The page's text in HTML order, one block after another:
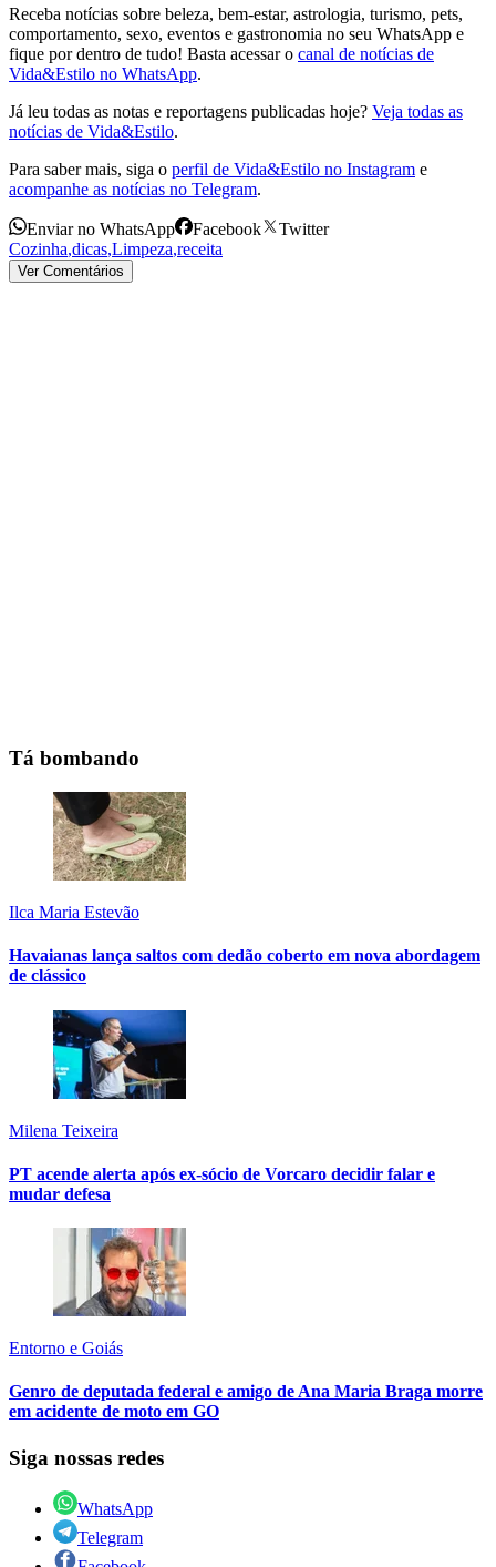
Receba notícias sobre beleza, bem-estar, astrologia, turismo, pets,
comportamento, sexo, eventos e gastronomia no seu WhatsApp e
fique por dentro de tudo! Basta acessar o canal de notícias de
Vida&Estilo no WhatsApp.
Já leu todas as notas e reportagens publicadas hoje? Veja todas as
notícias de Vida&Estilo.
Para saber mais, siga o perfil de Vida&Estilo no Instagram e
acompanhe as notícias no Telegram.
Enviar no WhatsApp Facebook
Twitter
Cozinha,dicas,Limpeza,receita
Ver Comentários
Tá bombando
Ilca Maria Estevão
Havaianas lança saltos com dedão coberto em nova abordagem
de clássico
Milena Teixeira
PT acende alerta após ex-sócio de Vorcaro decidir falar e
mudar defesa
Entorno e Goiás
Genro de deputada federal e amigo de Ana Maria Braga morre
em acidente de moto em GO
Siga nossas redes
WhatsApp
Telegram